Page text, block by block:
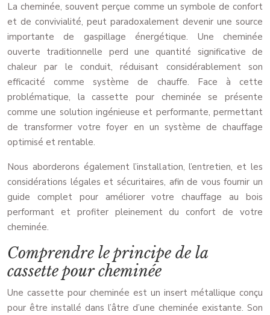
La cheminée, souvent perçue comme un symbole de confort
et de convivialité, peut paradoxalement devenir une source
importante de gaspillage énergétique. Une cheminée
ouverte traditionnelle perd une quantité significative de
chaleur par le conduit, réduisant considérablement son
efficacité comme système de chauffe. Face à cette
problématique, la cassette pour cheminée se présente
comme une solution ingénieuse et performante, permettant
de transformer votre foyer en un système de chauffage
optimisé et rentable.
Nous aborderons également l’installation, l’entretien, et les
considérations légales et sécuritaires, afin de vous fournir un
guide complet pour améliorer votre chauffage au bois
performant et profiter pleinement du confort de votre
cheminée.
Comprendre le principe de la
cassette pour cheminée
Une cassette pour cheminée est un insert métallique conçu
pour être installé dans l’âtre d’une cheminée existante. Son